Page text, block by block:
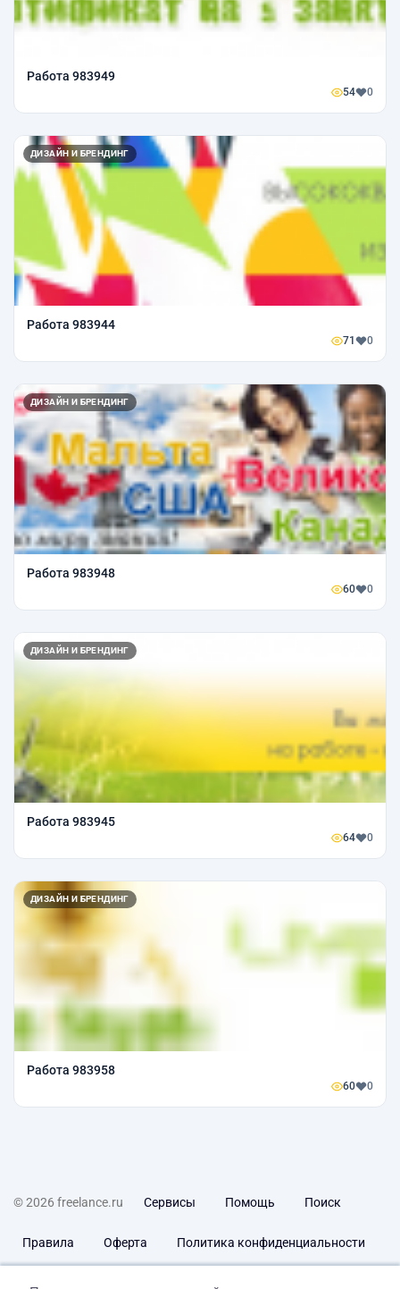
Работа 983949
54 0
ДИЗАЙН И БРЕНДИНГ
Работа 983944
71 0
ДИЗАЙН И БРЕНДИНГ
Работа 983948
60 0
ДИЗАЙН И БРЕНДИНГ
Работа 983945
64 0
ДИЗАЙН И БРЕНДИНГ
Работа 983958
60 0
© 2026 freelance.ru Сервисы Помощь Поиск
Правила Оферта Политика конфиденциальности